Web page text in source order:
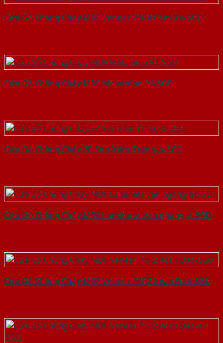
Cửa Gỗ Chống Cháy MDF Veneer P1R4 Căm Xe-SGD
Cửa Gỗ Chống Cháy MDF Melamine P1-SGD
Cửa Gỗ Chống Cháy 2P Sơn Xám Trắng-a-SGD
Cửa Gỗ Chống Cháy MDF Laminate van ngang-a-SGD
Cửa Gỗ Chống Cháy MDF Veneer P1R2 Xoan Đào-SGD